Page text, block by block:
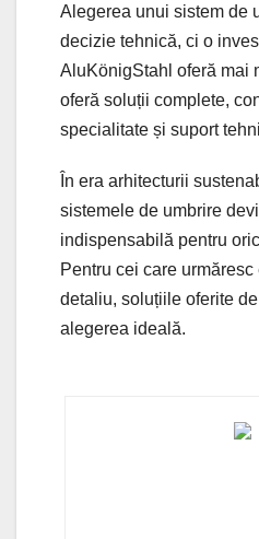
Alegerea unui sistem de
decizie tehnică, ci o
AluKönigStahl oferă mai
oferă soluții complete,
specialitate și suport
În era arhitecturii
sistemele de umbrire
indispensabilă pentru
Pentru cei care
detaliu, soluțiile oferite
alegerea ideală.